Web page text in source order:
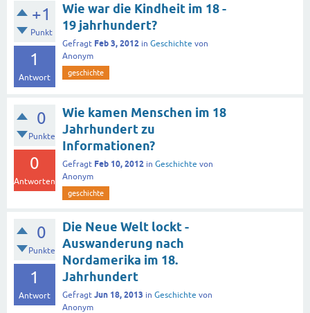
+1
Punkt
1
Antwort
Wie war die Kindheit im 18 -
19 jahrhundert?
Gefragt Feb 3, 2012 in Geschichte von
Anonym
geschichte
0
Punkte
0
Antworten
Wie kamen Menschen im 18
Jahrhundert zu
Informationen?
Gefragt Feb 10, 2012 in Geschichte von
Anonym
geschichte
0
Punkte
1
Antwort
Die Neue Welt lockt -
Auswanderung nach
Nordamerika im 18.
Jahrhundert
Gefragt Jun 18, 2013 in Geschichte von
Anonym